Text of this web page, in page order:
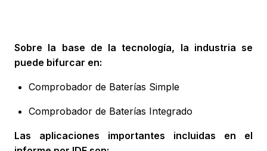
Sobre la base de la tecnología, la industria se
puede bifurcar en:
Comprobador de Baterías Simple
Comprobador de Baterías Integrado
Las aplicaciones importantes incluidas en el